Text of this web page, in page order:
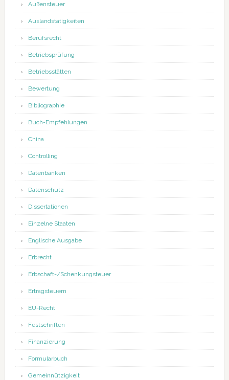
Außensteuer
Auslandstätigkeiten
Berufsrecht
Betriebsprüfung
Betriebsstätten
Bewertung
Bibliographie
Buch-Empfehlungen
China
Controlling
Datenbanken
Datenschutz
Dissertationen
Einzelne Staaten
Englische Ausgabe
Erbrecht
Erbschaft-/Schenkungsteuer
Ertragsteuern
EU-Recht
Festschriften
Finanzierung
Formularbuch
Gemeinnützigkeit